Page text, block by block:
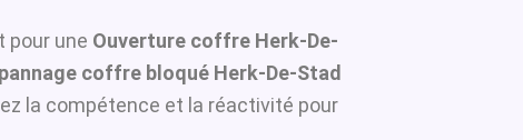
pour une Ouverture coffre Herk-De-
coffre bloqué Herk-De-Stad
la compétence et la réactivité pour